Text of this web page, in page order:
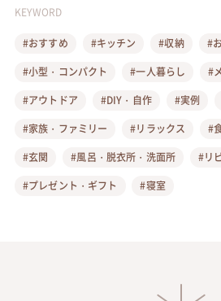
KEYWORD
#おすすめ #キッチン #収納
#
#小型・コンパクト
#一人暮らし
#
#アウトドア
#DIY・自作 #実例
#家族・ファミリー
#リラックス
#
#玄関
#風呂・脱衣所・洗面所 #リ
#プレゼント・ギフト
#寝室